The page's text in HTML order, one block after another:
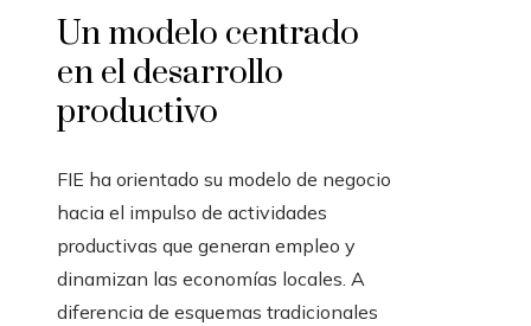
Un modelo centrado
en el desarrollo
productivo
FIE ha orientado su modelo de negocio
hacia el impulso de actividades
productivas que generan empleo y
dinamizan las economías locales. A
diferencia de esquemas tradicionales